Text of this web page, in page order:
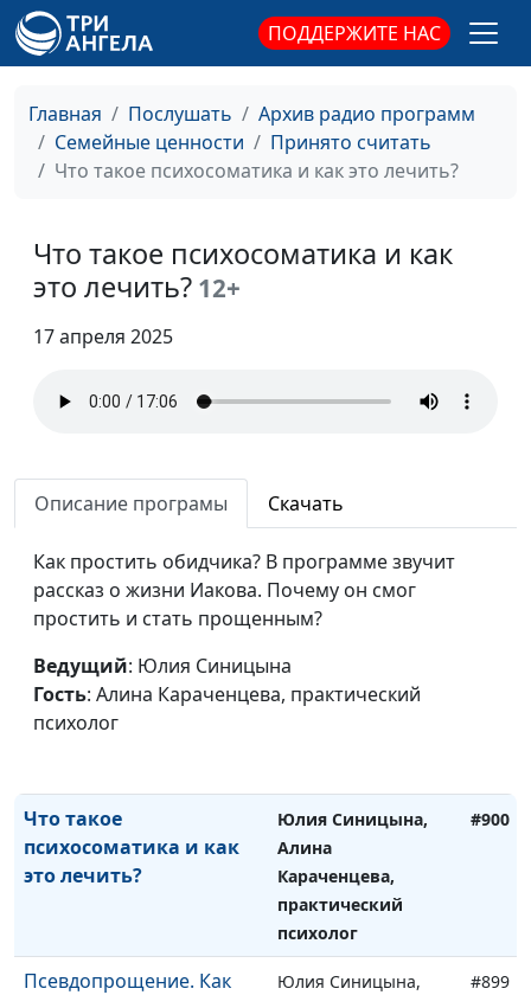
ПОДДЕРЖИТЕ НАС
Главная Послушать
Архив радио программ
Семейные ценности
Принято считать
Что такое психосоматика и как это лечить?
Что такое психосоматика и как
это лечить? 12+
17 апреля 2025
Описание програмы Скачать
Как простить обидчика? В программе звучит
рассказ о жизни Иакова. Почему он смог
простить и стать прощенным?
Ведущий: Юлия Синицына
Гость: Алина Караченцева, практический
психолог
Интимность и
духовность: есть ли
связь?
Мария Мараханова,
Алена Евсеева,
практический
Секс — просто
удовольствие или нечто
Мария Мараханова,
Алена Евсеева,
Сепарация: пора
Цифровая зависимость:
психику
психолог
Как стать
психологически
устойчивым
Алина Караченцева,
практический
Влияние экологических
изменений на
Юлия Синицына,
Алина Караченцева,
Что такое
психосоматика и как
это лечить?
Юлия Синицына,
Алина
Караченцева,
практический
психолог
#900
Псевдопрощение. Как
Юлия Синицына,
#899